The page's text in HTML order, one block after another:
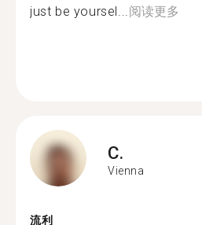
just be yoursel...阅读更多
C.
Vienna
流利